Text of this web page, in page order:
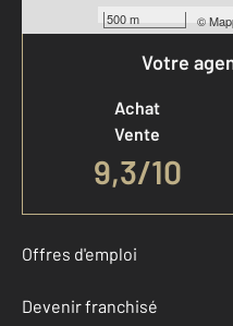
500 m ©
Votre
Achat
Vente
9,3/10
Offres d'emploi
Devenir franchisé